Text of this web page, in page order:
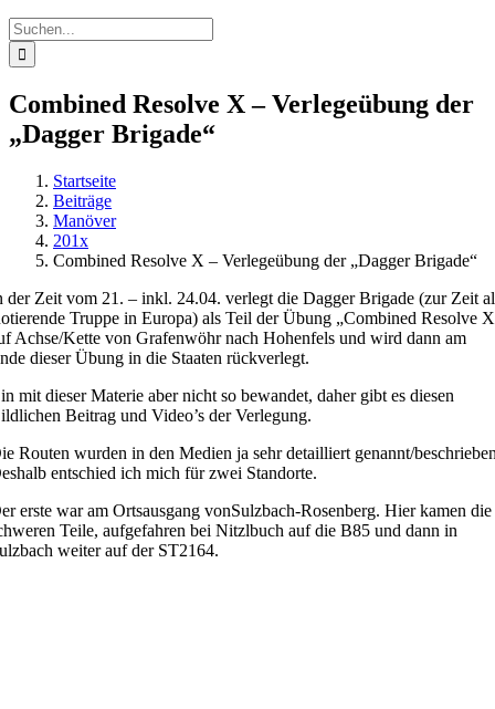
Suche
nach:
Combined Resolve X – Verlegeübung der
„Dagger Brigade“
Startseite
Beiträge
Manöver
201x
Combined Resolve X – Verlegeübung der „Dagger Brigade“
der Zeit vom 21. – inkl. 24.04. verlegt die Dagger Brigade (zur Zeit
Truppe in Europa) als Teil der Übung „Combined Resolve
Achse/Kette von Grafenwöhr nach Hohenfels und wird dann am
dieser Übung in die Staaten rückverlegt.
mit dieser Materie aber nicht so bewandet, daher gibt es diesen
Beitrag und Video’s der Verlegung.
Routen wurden in den Medien ja sehr detailliert genannt/
entschied ich mich für zwei Standorte.
erste war am Ortsausgang vonSulzbach-Rosenberg. Hier kamen die
Teile, aufgefahren bei Nitzlbuch auf die B85 und dann in
weiter auf der ST2164.